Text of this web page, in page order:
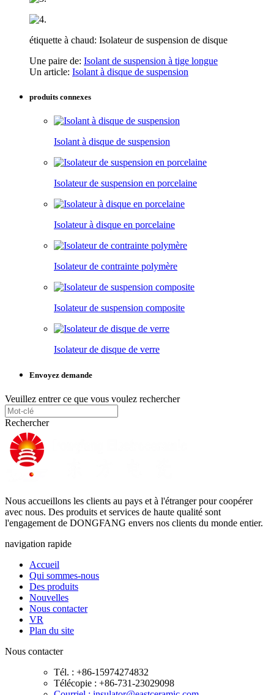
étiquette à chaud: Isolateur de suspension de disque
Une paire de: Isolant de suspension à tige longue
Un article: Isolant à disque de suspension
produits connexes
Isolant à disque de suspension
Isolateur de suspension en porcelaine
Isolateur à disque en porcelaine
Isolateur de contrainte polymère
Isolateur de suspension composite
Isolateur de disque de verre
Envoyez demande
Veuillez entrer ce que vous voulez rechercher
Rechercher
Nous accueillons les clients au pays et à l'étranger pour coopérer
avec nous. Des produits et services de haute qualité sont
l'engagement de DONGFANG envers nos clients du monde entier.
navigation rapide
Accueil
Qui sommes-nous
Des produits
Nouvelles
Nous contacter
VR
Plan du site
Nous contacter
Tél. : +86-15974274832
Télécopie : +86-731-23029098